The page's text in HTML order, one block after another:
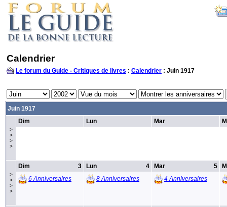
Calendrier
Le forum du Guide - Critiques de livres : Calendrier : Juin 1917
Juin 1917
>
>
>
>
Dim Lun Mar
>
>
>
>
3
Dim
6 Anniversaires
4
Lun
8 Anniversaires
5
Mar
4 Anniversaires